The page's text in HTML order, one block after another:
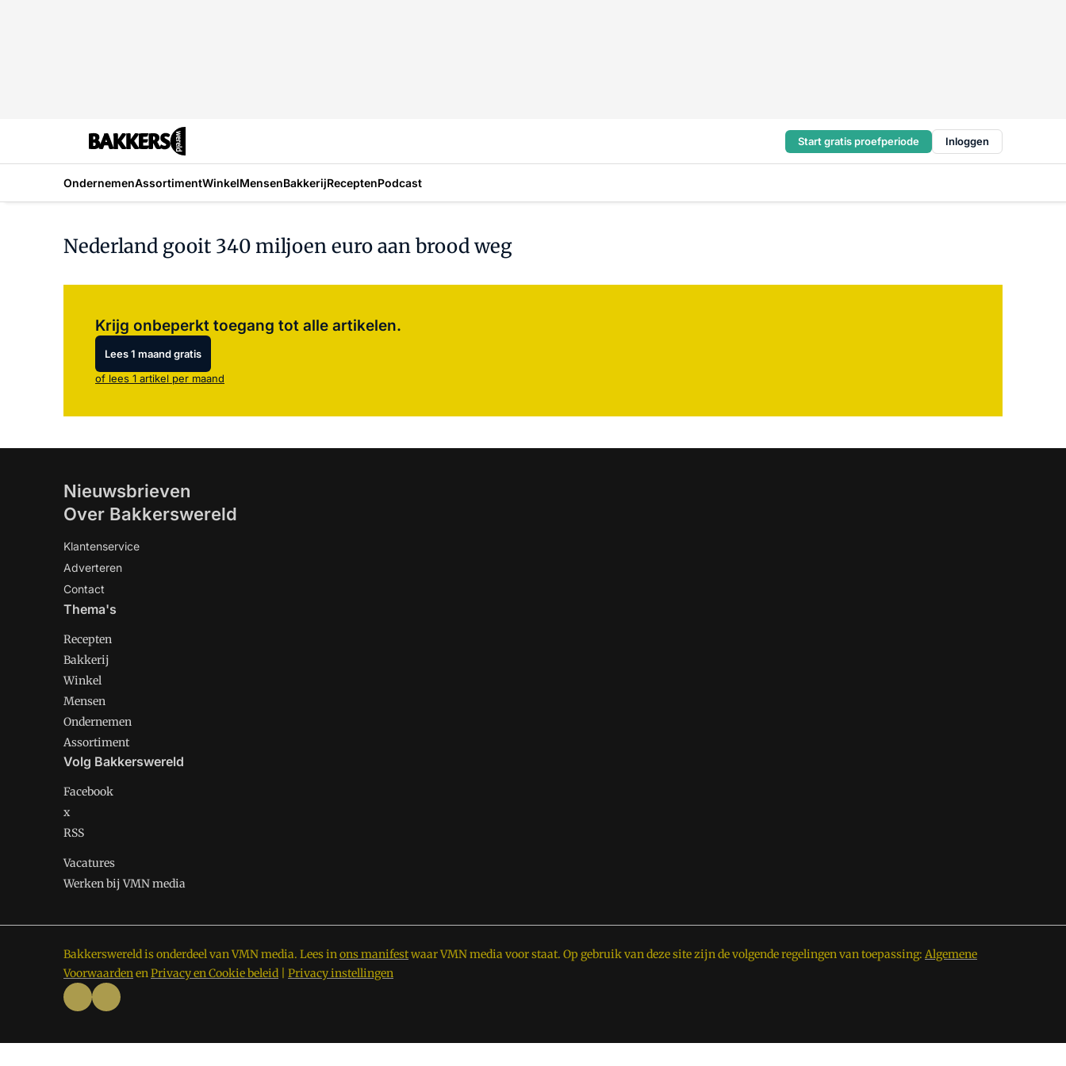
Start gratis proefperiode Inloggen
OndernemenAssortimentWinkelMensenBakkerijReceptenPodcast
Nederland gooit 340 miljoen euro aan brood weg
Krijg onbeperkt toegang tot alle artikelen.
Lees 1 maand gratis
of lees 1 artikel per maand
Nieuwsbrieven
Over Bakkerswereld
Klantenservice
Adverteren
Contact
Thema's
Recepten
Bakkerij
Winkel
Mensen
Ondernemen
Assortiment
Volg Bakkerswereld
Facebook
x
RSS
Vacatures
Werken bij VMN media
Bakkerswereld is onderdeel van VMN media. Lees inons manifestwaar VMN media voor staat. Op gebruik van deze site zijn de volgende regelingen van toepassing: Algemene
VoorwaardenenPrivacy en Cookie beleid Privacy instellingen